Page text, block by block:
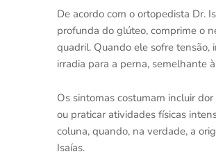
De acordo com o ortopedista Dr.
profunda do glúteo, comprime o
quadril. Quando ele sofre tensão,
irradia para a perna, semelhante
Os sintomas costumam incluir
ou praticar atividades físicas
coluna, quando, na verdade, a
Isaías.